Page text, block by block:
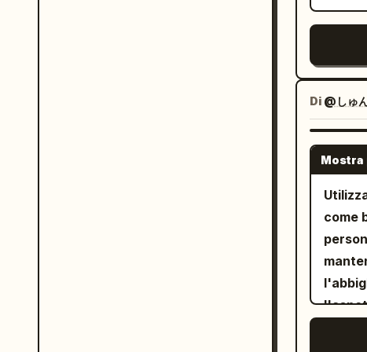
Di @しゅ
Mostra
come
stia